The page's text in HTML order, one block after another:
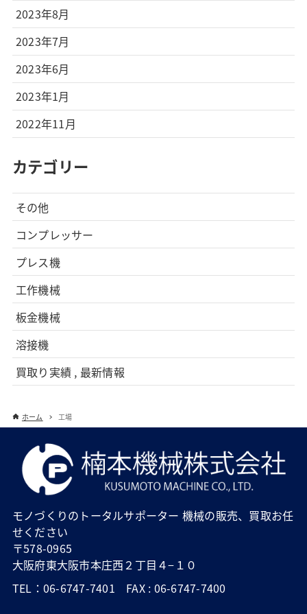
2023年8月
2023年7月
2023年6月
2023年1月
2022年11月
カテゴリー
その他
コンプレッサー
プレス機
工作機械
板金機械
溶接機
買取り実績 , 最新情報
ホーム 工場
モノづくりのトータルサポーター 機械の販売、買取お任
せください
〒578-0965
大阪府東大阪市本庄西２丁目４−１０
TEL：06-6747-7401 FAX : 06-6747-7400